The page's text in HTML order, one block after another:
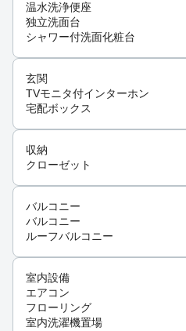
温水洗浄便座
独立洗面台
シャワー付洗面化粧台
玄関
TVモニタ付インターホン
宅配ボックス
収納
クローゼット
バルコニー
バルコニー
ルーフバルコニー
室内設備
エアコン
フローリング
室内洗濯機置場